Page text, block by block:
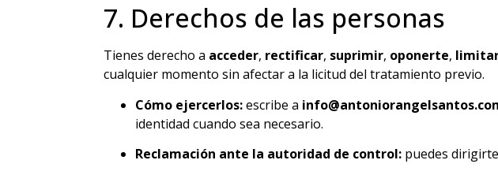
7. Derechos de las personas
Tienes derecho a acceder, rectificar, suprimir, oponerte,
cualquier momento sin afectar a la licitud del tratamiento previo.
Cómo ejercerlos:escribe a
identidad cuando sea necesario.
Reclamación ante la autoridad de control:puedes